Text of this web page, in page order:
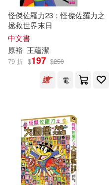
怪傑佐羅力23：怪傑佐羅力之
拯救世界末日
中文書
原裕 王蘊潔
79 折 $197 $250
電